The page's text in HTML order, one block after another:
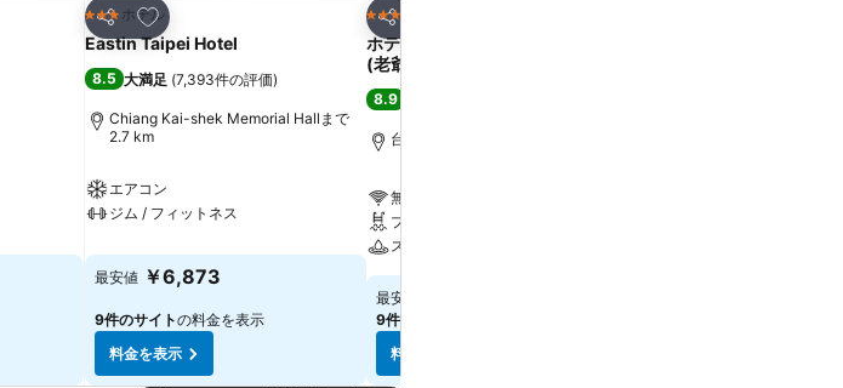
シェア
お気に入りに追加
3 ホテルのランク
ホテル
Eastin Taipei Hotel
8.5 大満足 (7,393件の評価)
Chiang Kai-shek Memorial Hallまで
2.7 km
エアコン
ジム / フィットネス
最安値 ￥6,873
9件のサイトの料金を表示
料金を表示
シェア
5 ホテルのランク
ホテル ロイヤル ニッコー タイペイ
(老爺大酒店)
8.9
台北, 街の中心まで0.9 km
無料Wi-Fi
プール
スパ
最安値
9件のサイト
料金を表示